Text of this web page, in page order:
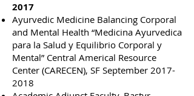
2017
Ayurvedic Medicine Balancing Corporal
and Mental Health “Medicina Ayurvedica
para la Salud y Equilibrio Corporal y
Mental” Central Americal Resource
Center (CARECEN), SF September 2017-
2018